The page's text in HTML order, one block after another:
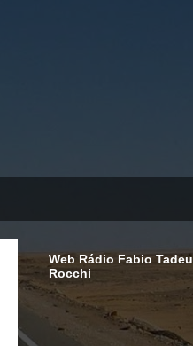
Web Rádio Fabio Tadeu
Rocchi